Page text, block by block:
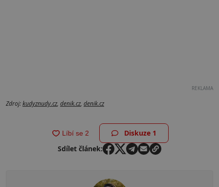
REKLAMA
Zdroj:kudyznudy.cz, denik.cz, denik.cz
Diskuze 1
Sdílet článek: